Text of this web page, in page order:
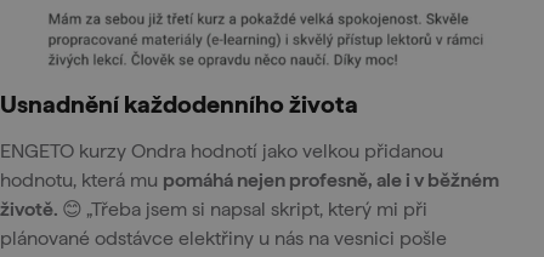
Usnadnění každodenního života
ENGETO kurzy Ondra hodnotí jako velkou přidanou
hodnotu, která mu pomáhá nejen profesně, ale i v běžném
životě. 😊 „Třeba jsem si napsal skript, který mi při
plánované odstávce elektřiny u nás na vesnici pošle